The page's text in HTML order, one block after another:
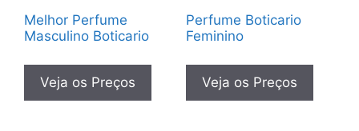
Melhor Perfume
Masculino Boticario
Veja os Preços
Perfume Boticario
Feminino
Veja os Preços